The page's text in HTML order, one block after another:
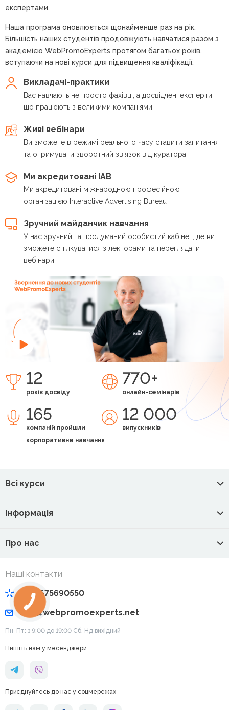
експертами.
Наша програма оновлюється щонайменше раз на рік.
Більшість наших студентів продовжують навчатися разом з
академією WebPromoExperts протягом багатьох років,
вступаючи на нові курси для підвищення кваліфікації.
Викладачі-практики
Вас навчають не просто фахівці, а досвідчені експерти,
що працюють з великими компаніями.
Живі вебінари
Ви зможете в режимі реального часу ставити запитання
та отримувати зворотний зв'язок від куратора
Ми акредитовані IAB
Ми акредитовані міжнародною професійною
організацією Interactive Advertising Bureau
Зручний майданчик навчання
У нас зручний та продуманий особистий кабінет, де ви
зможете спілкуватися з лекторами та переглядати
вебінари
12
років досвіду
770+
онлайн-семінарів
165
компаній пройшли
корпоративне навчання
12 000
випускників
Всі курси
Інформація
Про нас
Наші контакти
+380675690550
info@webpromoexperts.net
Пн-Пт: з 9:00 до 19:00 Cб, Нд вихідний
Пишіть нам у месенджери
Приєднуйтесь до нас у соцмережах